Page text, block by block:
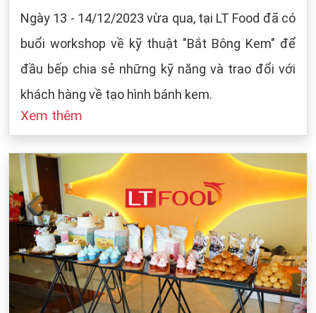
Ngày 13 - 14/12/2023 vừa qua, tại LT Food đã có
buổi workshop về kỹ thuật "Bắt Bông Kem" để
đầu bếp chia sẻ những kỹ năng và trao đổi với
khách hàng về tạo hình bánh kem.
Xem thêm